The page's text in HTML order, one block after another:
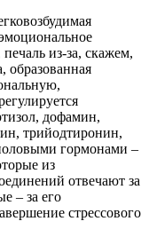
печаль из-за, скажем,
образованная
дофамин,
трийодтиронин,
гормонами –
из
отвечают за
– за его
стрессового